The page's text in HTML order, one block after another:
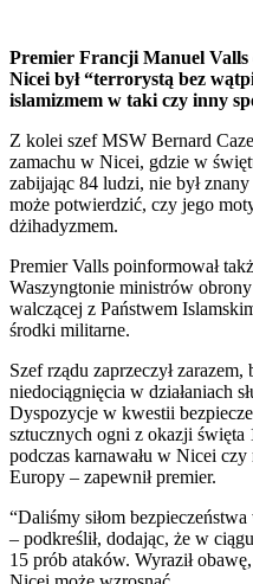
Premier Francji Manuel Valls
Nicei był “terrorystą bez
islamizmem w taki czy inny
Z kolei szef MSW Bernard
zamachu w Nicei, gdzie w
zabijając 84 ludzi, nie był
może potwierdzić, czy jego
dżihadyzmem.
Premier Valls poinformował
Waszyngtonie ministrów
walczącej z Państwem
środki militarne.
Szef rządu zaprzeczył
niedociągnięcia w działaniach
Dyspozycje w kwestii
sztucznych ogni z okazji święta
podczas karnawału w Nicei
Europy – zapewnił premier.
“Daliśmy siłom
– podkreślił, dodając, że w
15 prób ataków. Wyraził